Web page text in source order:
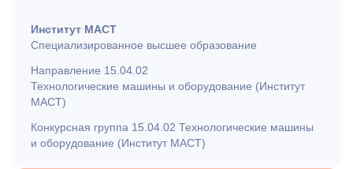
Институт МАСТ
Специализированное высшее образование
Направление 15.04.02
Технологические машины и оборудование (Институт
МАСТ)
Конкурсная группа 15.04.02 Технологические машины
и оборудование (Институт МАСТ)